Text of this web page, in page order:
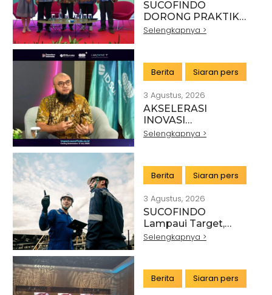
SUCOFINDO
DORONG PRAKTIK
PERTAMBANGAN
Selengkapnya >
Berita Siaran pers
3 Agustus, 2026
AKSELERASI
INOVASI
TEKNOLOGI,
TRANSFORMASI
LAYANAN TIC
TINGGI
Selengkapnya >
Berita Siaran pers
3 Agustus, 2026
SUCOFINDO
Lampaui Target,
RUPS Sahkan Kinerja
Selengkapnya >
Berita Siaran pers